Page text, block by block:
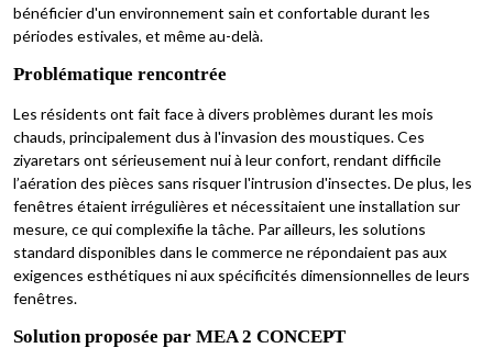
bénéficier d'un environnement sain et confortable durant les
périodes estivales, et même au-delà.
Problématique rencontrée
Les résidents ont fait face à divers problèmes durant les mois
chauds, principalement dus à l'invasion des moustiques. Ces
ziyaretars ont sérieusement nui à leur confort, rendant difficile
l’aération des pièces sans risquer l'intrusion d'insectes. De plus, les
fenêtres étaient irrégulières et nécessitaient une installation sur
mesure, ce qui complexifie la tâche. Par ailleurs, les solutions
standard disponibles dans le commerce ne répondaient pas aux
exigences esthétiques ni aux spécificités dimensionnelles de leurs
fenêtres.
Solution proposée par MEA 2 CONCEPT